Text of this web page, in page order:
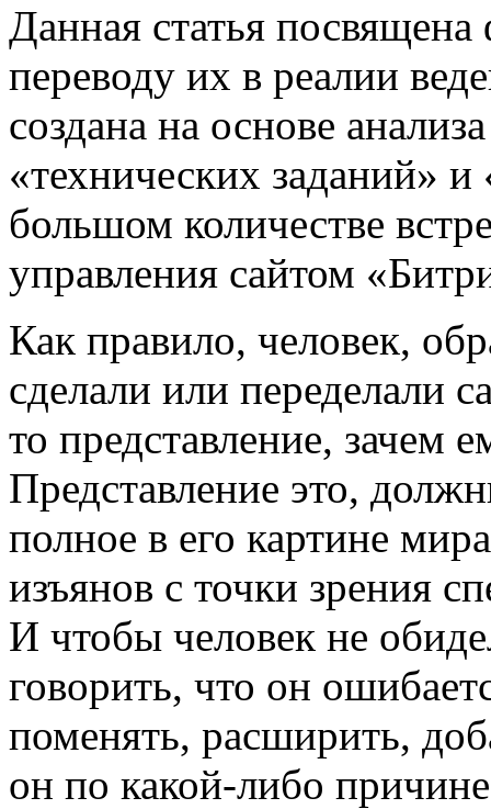
Данная статья посвящена
переводу их в реалии
создана на основе
«технических заданий»
большом количестве
управления сайтом
Как правило, человек,
сделали или переделали
то представление, зачем
Представление это,
полное в его картине
изъянов с точки зрения
И чтобы человек не
говорить, что он
поменять, расширить,
он по какой-либо